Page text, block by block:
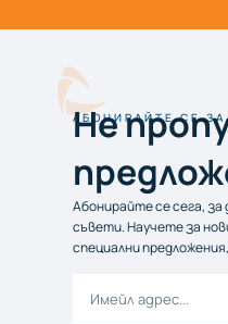
АБОНИРАЙТЕ СЕ
Не
Абонирайте се сега,
съвети. Научете за
специални